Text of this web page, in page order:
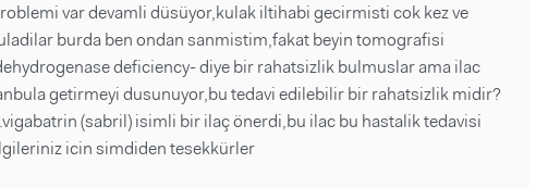
var devamli düsüyor,kulak iltihabi gecirmisti cok kez ve
burda ben ondan sanmistim,fakat beyin tomografisi
deficiency- diye bir rahatsizlik bulmuslar ama ilac
getirmeyi dusunuyor,bu tedavi edilebilir bir rahatsizlik midir?
(sabril) isimli bir ilaç önerdi,bu ilac bu hastalik tedavisi
icin simdiden tesekkürler